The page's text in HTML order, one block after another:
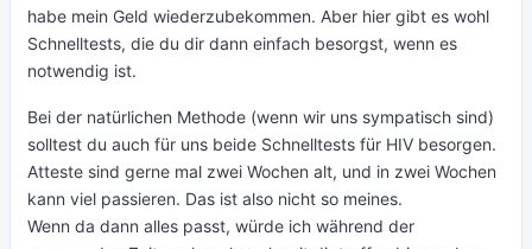
habe mein Geld wiederzubekommen. Aber hier gibt es wohl
Schnelltests, die du dir dann einfach besorgst, wenn es
notwendig ist.
Bei der natürlichen Methode (wenn wir uns sympatisch sind)
solltest du auch für uns beide Schnelltests für HIV besorgen.
Atteste sind gerne mal zwei Wochen alt, und in zwei Wochen
kann viel passieren. Das ist also nicht so meines.
Wenn da dann alles passt, würde ich während der